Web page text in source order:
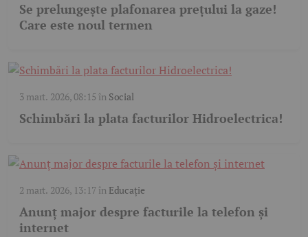
Se prelungește plafonarea prețului la gaze!
Care este noul termen
3 mart. 2026, 08:15 în Social
Schimbări la plata facturilor Hidroelectrica!
2 mart. 2026, 13:17în Educație
Anunț major despre facturile la telefon și
internet